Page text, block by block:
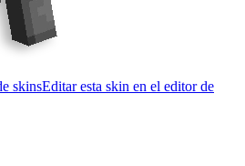
skinsEditar esta skin en el editor de